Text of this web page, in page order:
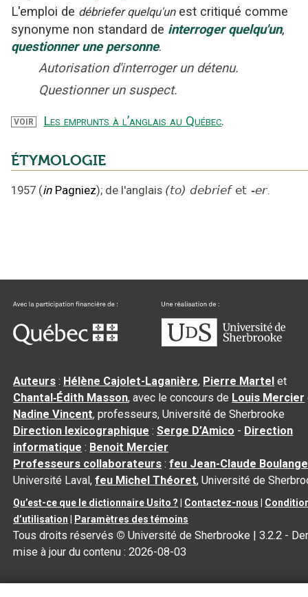
L'emploi de débriefer quelqu'un est critiqué comme
synonyme non standard de interroger quelqu'un,
questionner une personne.
Autorisation d'interroger un détenu.
Questionner un suspect.
VOIR Les emprunts à l’anglais au Québec.
ÉTYMOLOGIE
1957 (in Pagniez); de l'anglais (to) debrief et -er.
Auteurs : Hélène Cajolet-Laganière, Pierre Martel et
Chantal‑Édith Masson, avec le concours de Louis Mercier
Nadine Vincent, professeurs, Université de Sherbrooke
Direction lexicographique :Serge D’Amico - Direction
informatique : Benoit Mercier
Professeurs collaborateurs :feu Jean-Claude
Université Laval,feu Michel Théoret, Université de
Qu’est-ce que le dictionnaire Usito ? Contactez-nous
d’utilisation
Paramètres des témoins
Tous droits réservés © Université de Sherbrooke |3.2.2 -
mise à jour du contenu :2026-08-03